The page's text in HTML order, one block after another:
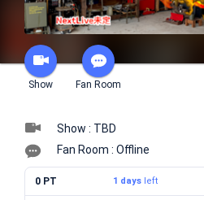
Show Fan Room
Show : TBD
Fan Room : Offline
0 PT 1 daysleft